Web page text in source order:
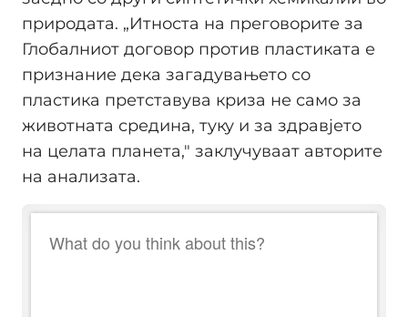
природата. „Итноста на преговорите за
Глобалниот договор против пластиката е
признание дека загадувањето со
пластика претставува криза не само за
животната средина, туку и за здравјето
на целата планета," заклучуваат авторите
на анализата.